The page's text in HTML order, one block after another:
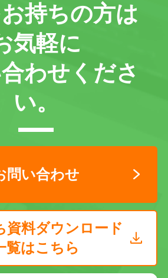
持ちの方は
気軽に
わせくださ
い。
問い合わせ
資料ダウンロード
覧はこちら